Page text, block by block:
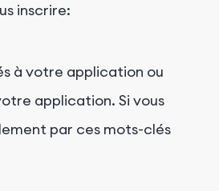
inscrire:
à votre application ou
application. Si vous
par ces mots-clés